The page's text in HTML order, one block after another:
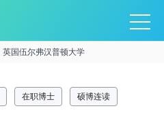
英国伍尔弗汉普顿大学
在职博士 硕博连读